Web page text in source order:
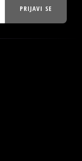
PRIJAVI SE